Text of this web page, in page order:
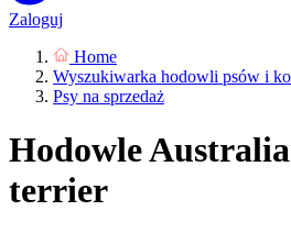
Zaloguj
Home
Wyszukiwarka hodowli psów i
Psy na sprzedaż
Hodowle
terrier